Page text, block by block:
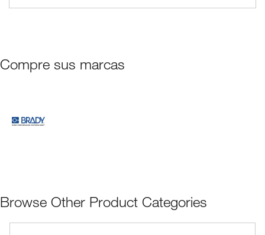
Compre sus marcas
Browse Other Product Categories